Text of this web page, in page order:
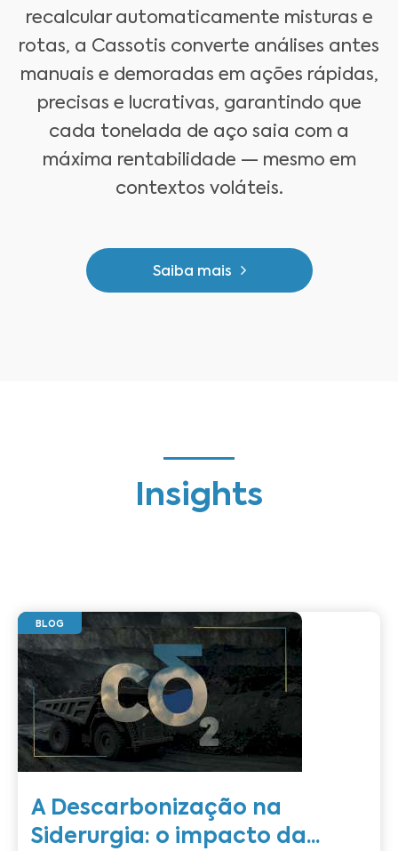
recalcular automaticamente misturas e
rotas, a Cassotis converte análises antes
manuais e demoradas em ações rápidas,
precisas e lucrativas, garantindo que
cada tonelada de aço saia com a
máxima rentabilidade — mesmo em
contextos voláteis.
Saiba mais
Insights
BLOG
A Descarbonização na
Siderurgia: o impacto da...